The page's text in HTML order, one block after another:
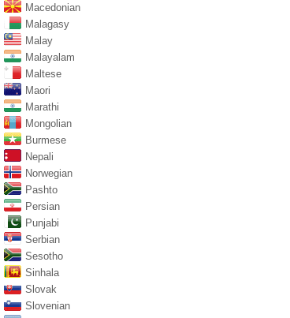
Macedonian
Malagasy
Malay
Malayalam
Maltese
Maori
Marathi
Mongolian
Burmese
Nepali
Norwegian
Pashto
Persian
Punjabi
Serbian
Sesotho
Sinhala
Slovak
Slovenian